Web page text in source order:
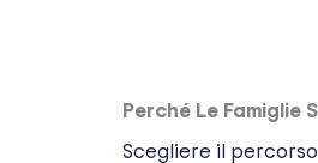
Perché Le Famiglie
Scegliere il